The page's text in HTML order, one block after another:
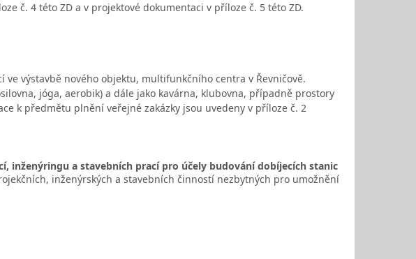
č. 4 této ZD a v projektové dokumentaci v příloze č. 5 této ZD.
výstavbě nového objektu, multifunkčního centra v Řevničově.
jóga, aerobik) a dále jako kavárna, klubovna, případně prostory
k předmětu plnění veřejné zakázky jsou uvedeny v příloze č. 2
inženýringu a stavebních prací pro účely budování dobíjecích stanic
inženýrských a stavebních činností nezbytných pro umožnění